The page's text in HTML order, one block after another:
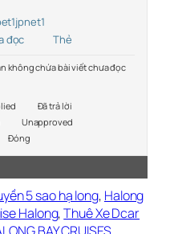
đọc Thẻ
không chứa bài viết chưa đọc
Đã trả lời
Unapproved
Đóng
5 sao hạ long, Halong
Halong,Thuê Xe Dcar